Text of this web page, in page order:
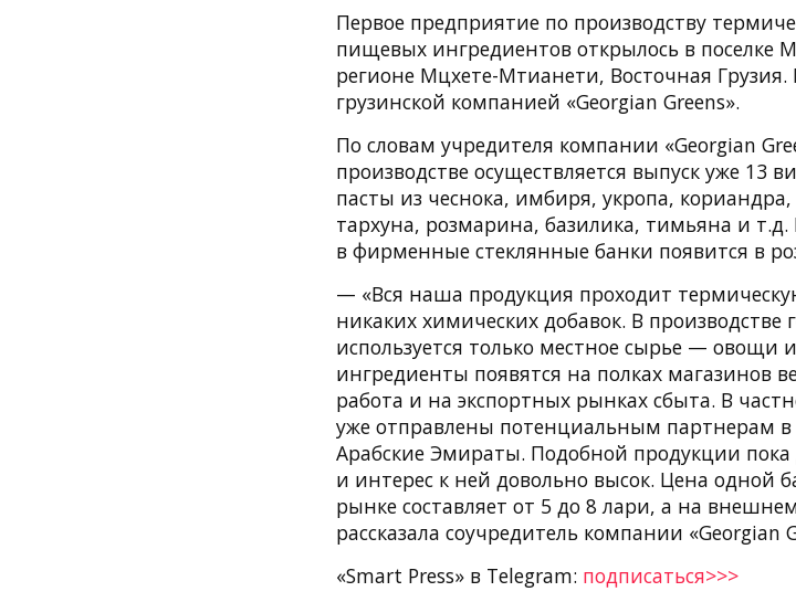
Первое предприятие по производству
пищевых ингредиентов открылось в поселке
регионе Мцхете-Мтианети, Восточная
грузинской компанией «Georgian Greens».
По словам учредителя компании «Georgian
производстве осуществляется выпуск уже 13
пасты из чеснока, имбиря, укропа,
тархуна, розмарина, базилика, тимьяна и
в фирменные стеклянные банки появится в
— «Вся наша продукция проходит
никаких химических добавок. В
используется только местное сырье —
ингредиенты появятся на полках магазинов
работа и на экспортных рынках сбыта. В
уже отправлены потенциальным партнерам
Арабские Эмираты. Подобной продукции
и интерес к ней довольно высок. Цена одной
рынке составляет от 5 до 8 лари, а на
рассказала соучредитель компании «Georgian
«Smart Press» в Telegram: подписаться>>>